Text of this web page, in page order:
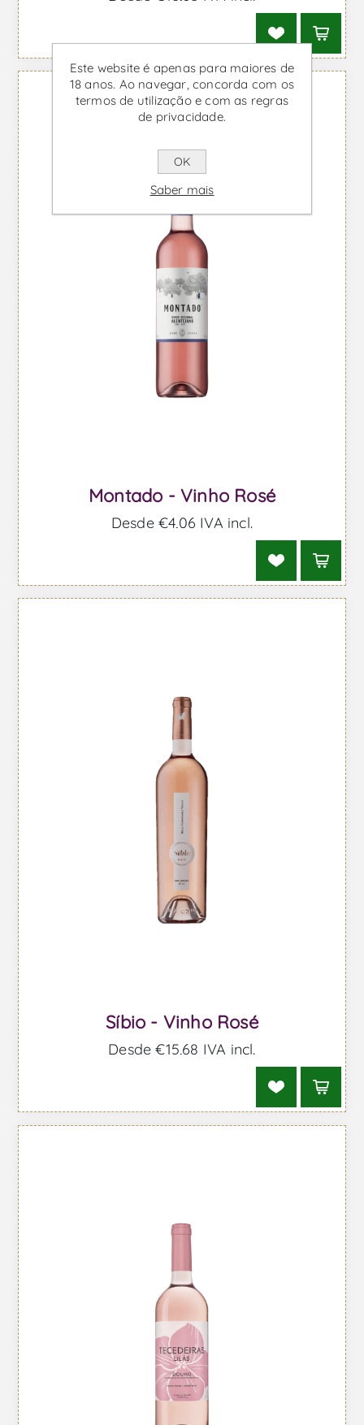
Montado - Vinho Rosé
Desde €4,06 IVA incl.
Síbio - Vinho Rosé
Desde €15,68 IVA incl.
Este website é apenas para maiores de
18 anos. Ao navegar, concorda com os
termos de utilização e com as regras
de privacidade.
OK
Saber mais